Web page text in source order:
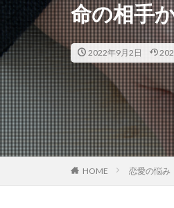
命の相手
2022年9月2日
HOME 恋愛の悩み